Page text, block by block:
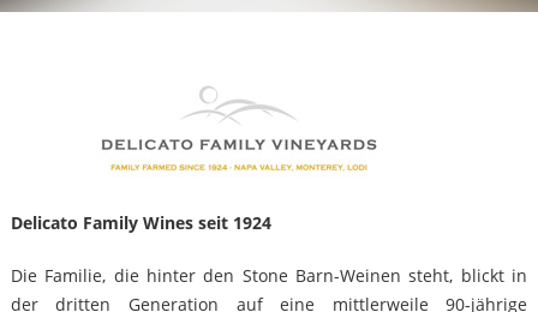
Delicato Family Wines seit 1924
Die Familie, die hinter den Stone Barn-Weinen steht, blickt in
der dritten Generation auf eine mittlerweile 90-jährige